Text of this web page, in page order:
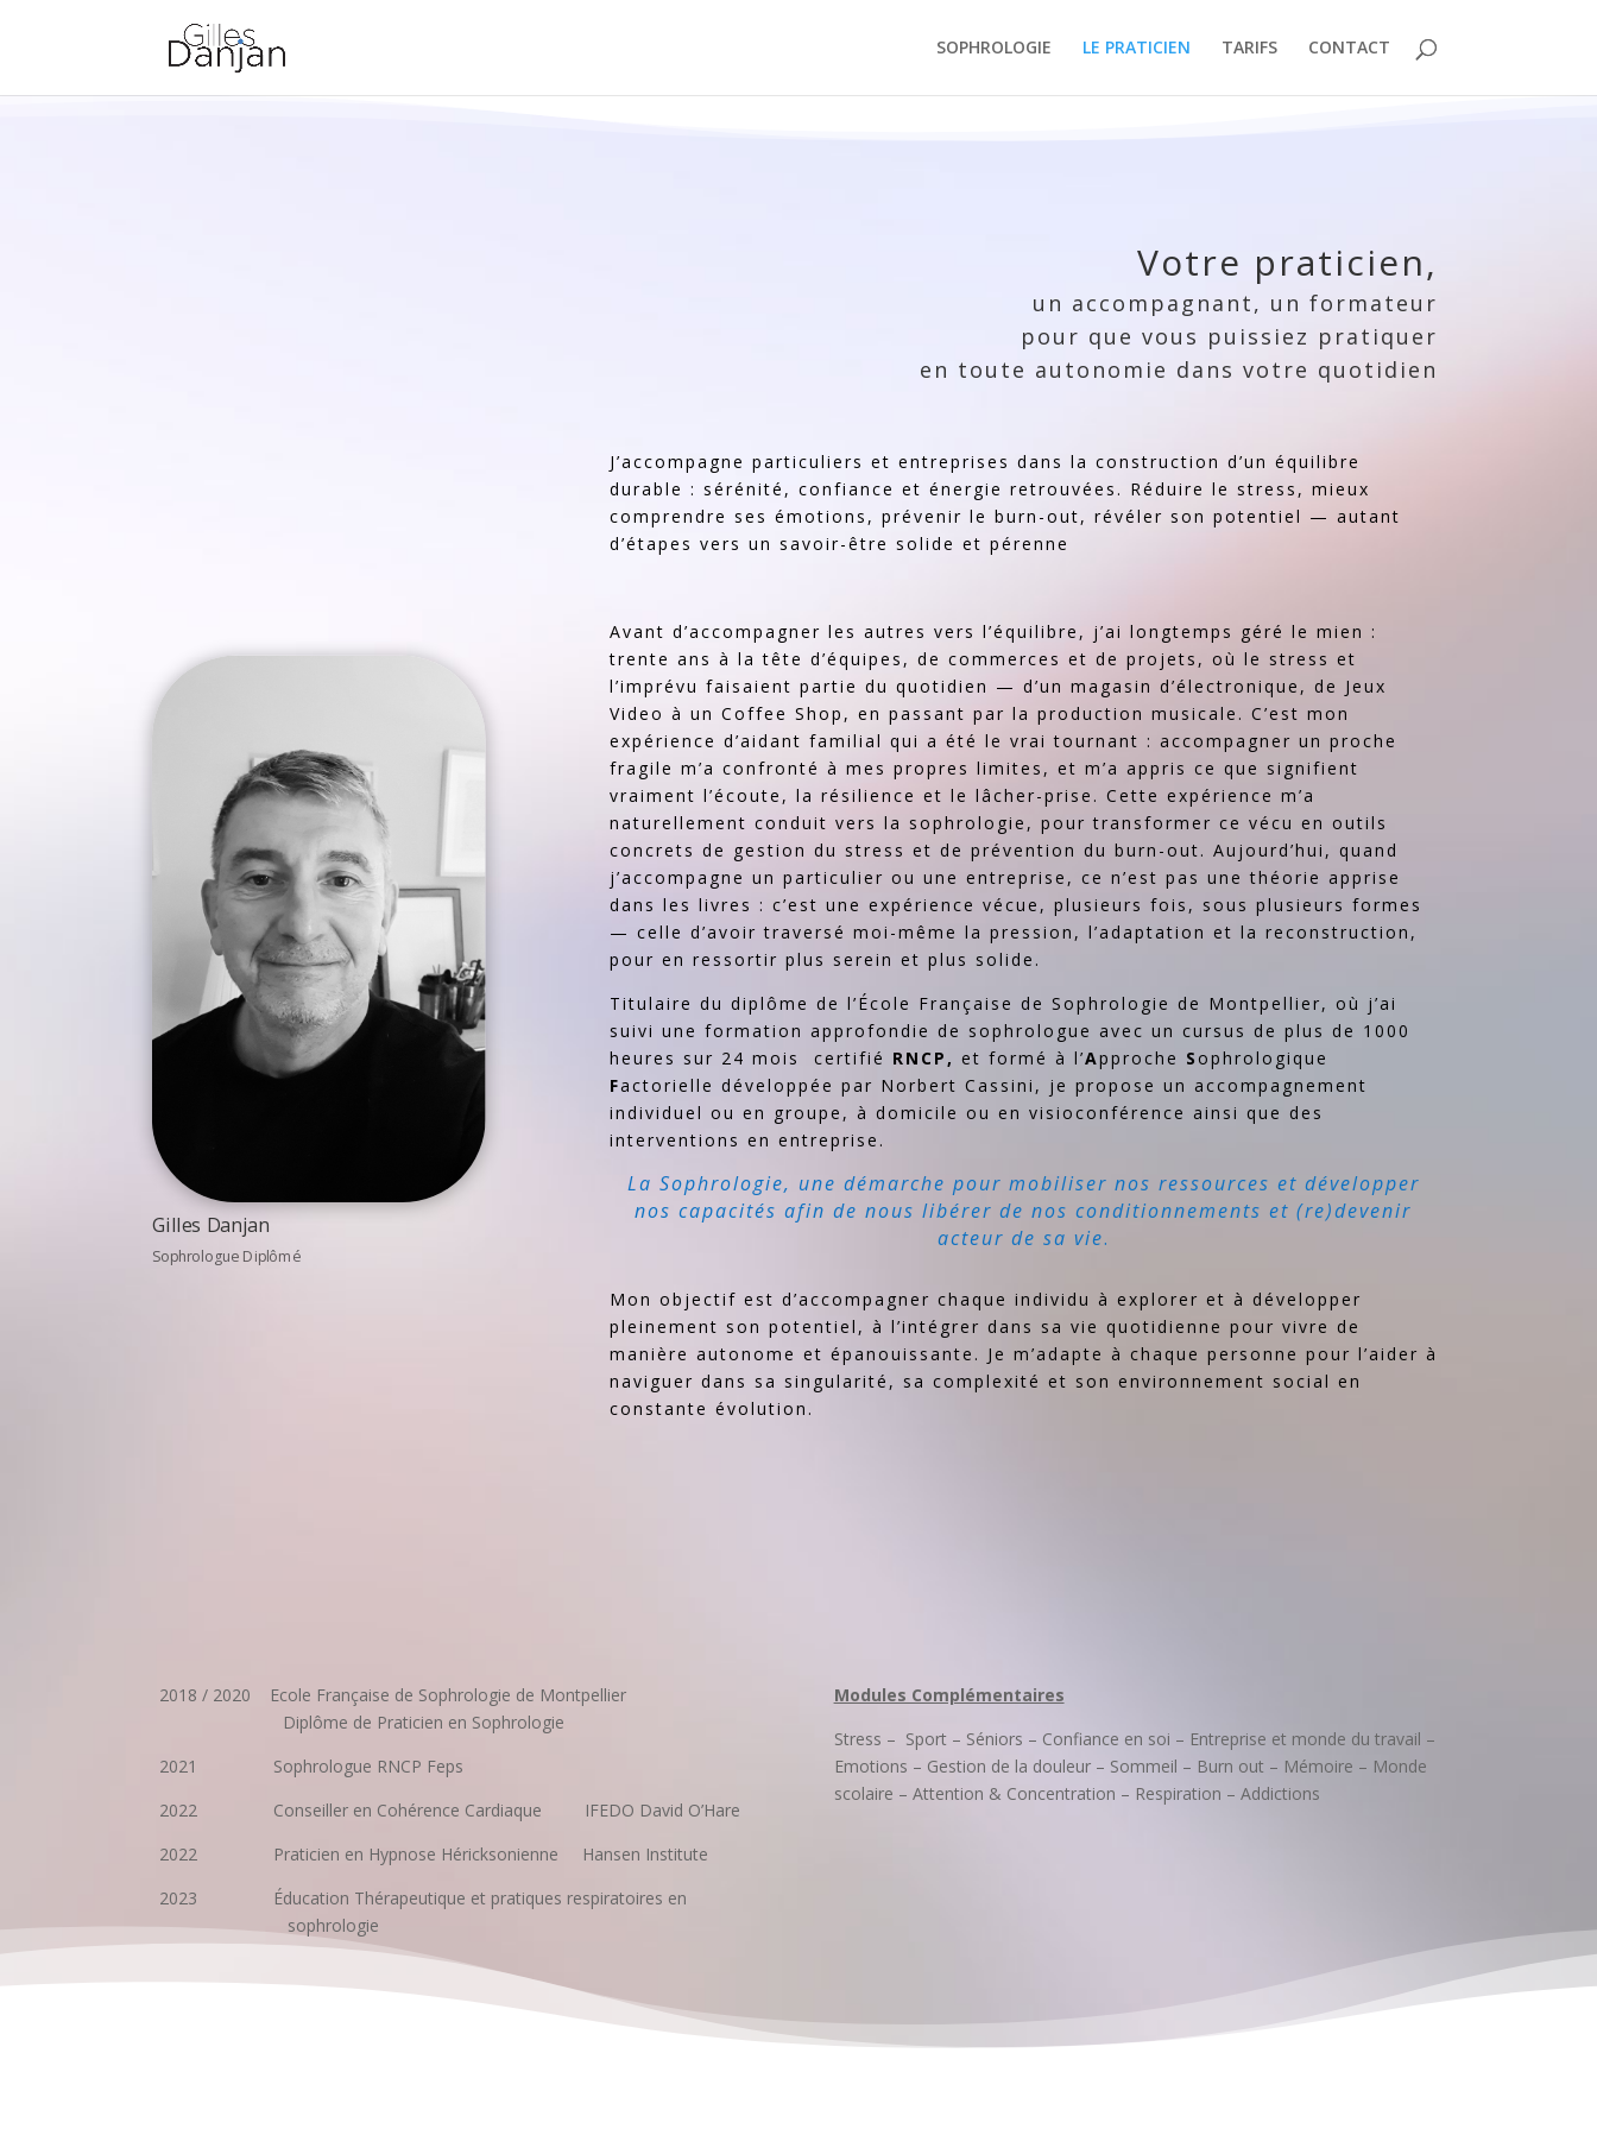
SOPHROLOGIE LE PRATICIEN TARIFS CONTACT
Votre praticien,
un accompagnant, un formateur
pour que vous puissiez pratiquer
en toute autonomie dans votre quotidien
Gilles Danjan
Sophrologue Diplômé
J’accompagne particuliers et entreprises dans la construction d’un équilibre
durable : sérénité, confiance et énergie retrouvées. Réduire le stress, mieux
comprendre ses émotions, prévenir le burn-out, révéler son potentiel — autant
d’étapes vers un savoir-être solide et pérenne
Avant d’accompagner les autres vers l’équilibre, j’ai longtemps géré le mien :
trente ans à la tête d’équipes, de commerces et de projets, où le stress et
l’imprévu faisaient partie du quotidien — d’un magasin d’électronique, de Jeux
Video à un Coffee Shop, en passant par la production musicale. C’est mon
expérience d’aidant familial qui a été le vrai tournant : accompagner un proche
fragile m’a confronté à mes propres limites, et m’a appris ce que signifient
vraiment l’écoute, la résilience et le lâcher-prise. Cette expérience m’a
naturellement conduit vers la sophrologie, pour transformer ce vécu en outils
concrets de gestion du stress et de prévention du burn-out. Aujourd’hui, quand
j’accompagne un particulier ou une entreprise, ce n’est pas une théorie apprise
dans les livres : c’est une expérience vécue, plusieurs fois, sous plusieurs formes
— celle d’avoir traversé moi-même la pression, l’adaptation et la reconstruction,
pour en ressortir plus serein et plus solide.
Titulaire du diplôme de l’École Française de Sophrologie de Montpellier, où j’ai
suivi une formation approfondie de sophrologue avec un cursus de plus de 1000
heures sur 24 mois certifié RNCP, et formé à l’Approche Sophrologique
Factorielle développée par Norbert Cassini, je propose un accompagnement
individuel ou en groupe, à domicile ou en visioconférence ainsi que des
interventions en entreprise.
La Sophrologie, une démarche pour mobiliser nos ressources et développer
nos capacités afin de nous libérer de nos conditionnements et (re)devenir
acteur de sa vie.
Mon objectif est d’accompagner chaque individu à explorer et à développer
pleinement son potentiel, à l’intégrer dans sa vie quotidienne pour vivre de
manière autonome et épanouissante. Je m’adapte à chaque personne pour l’aider à
naviguer dans sa singularité, sa complexité et son environnement social en
constante évolution.
2018 / 2020 Ecole Française de Sophrologie de Montpellier
Diplôme de Praticien en Sophrologie
2021 Sophrologue RNCP Feps
2022 Conseiller en Cohérence Cardiaque IFEDO David O’Hare
2022 Praticien en Hypnose Héricksonienne Hansen Institute
2023 Éducation Thérapeutique et pratiques respiratoires en
sophrologie
Modules Complémentaires
Stress – Sport – Séniors – Confiance en soi – Entreprise et monde du travail –
Emotions – Gestion de la douleur – Sommeil – Burn out – Mémoire – Monde
scolaire – Attention & Concentration – Respiration – Addictions